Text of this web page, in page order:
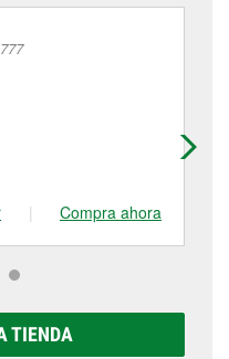
| Compra ahora
TIENDA